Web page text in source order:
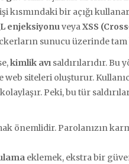
kısmındaki bir açığı
enjeksiyonuveyaXSS
sunucu üzerinde
kimlik avı saldırılarıdır. Bu
siteleri oluşturur.
Peki, bu tür
önemlidir. Parolanızın
eklemek, ekstra bir